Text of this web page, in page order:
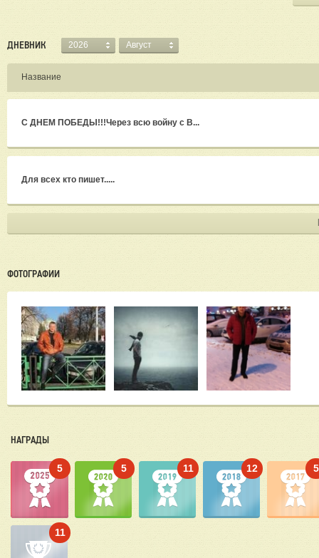
И
ДНЕВНИК 2026 Август
Название
С ДНЕМ ПОБЕДЫ!!!Через всю войну с В...
Для всех кто пишет.....
ФОТОГРАФИИ
НАГРАДЫ
5 5 11 12 5
11